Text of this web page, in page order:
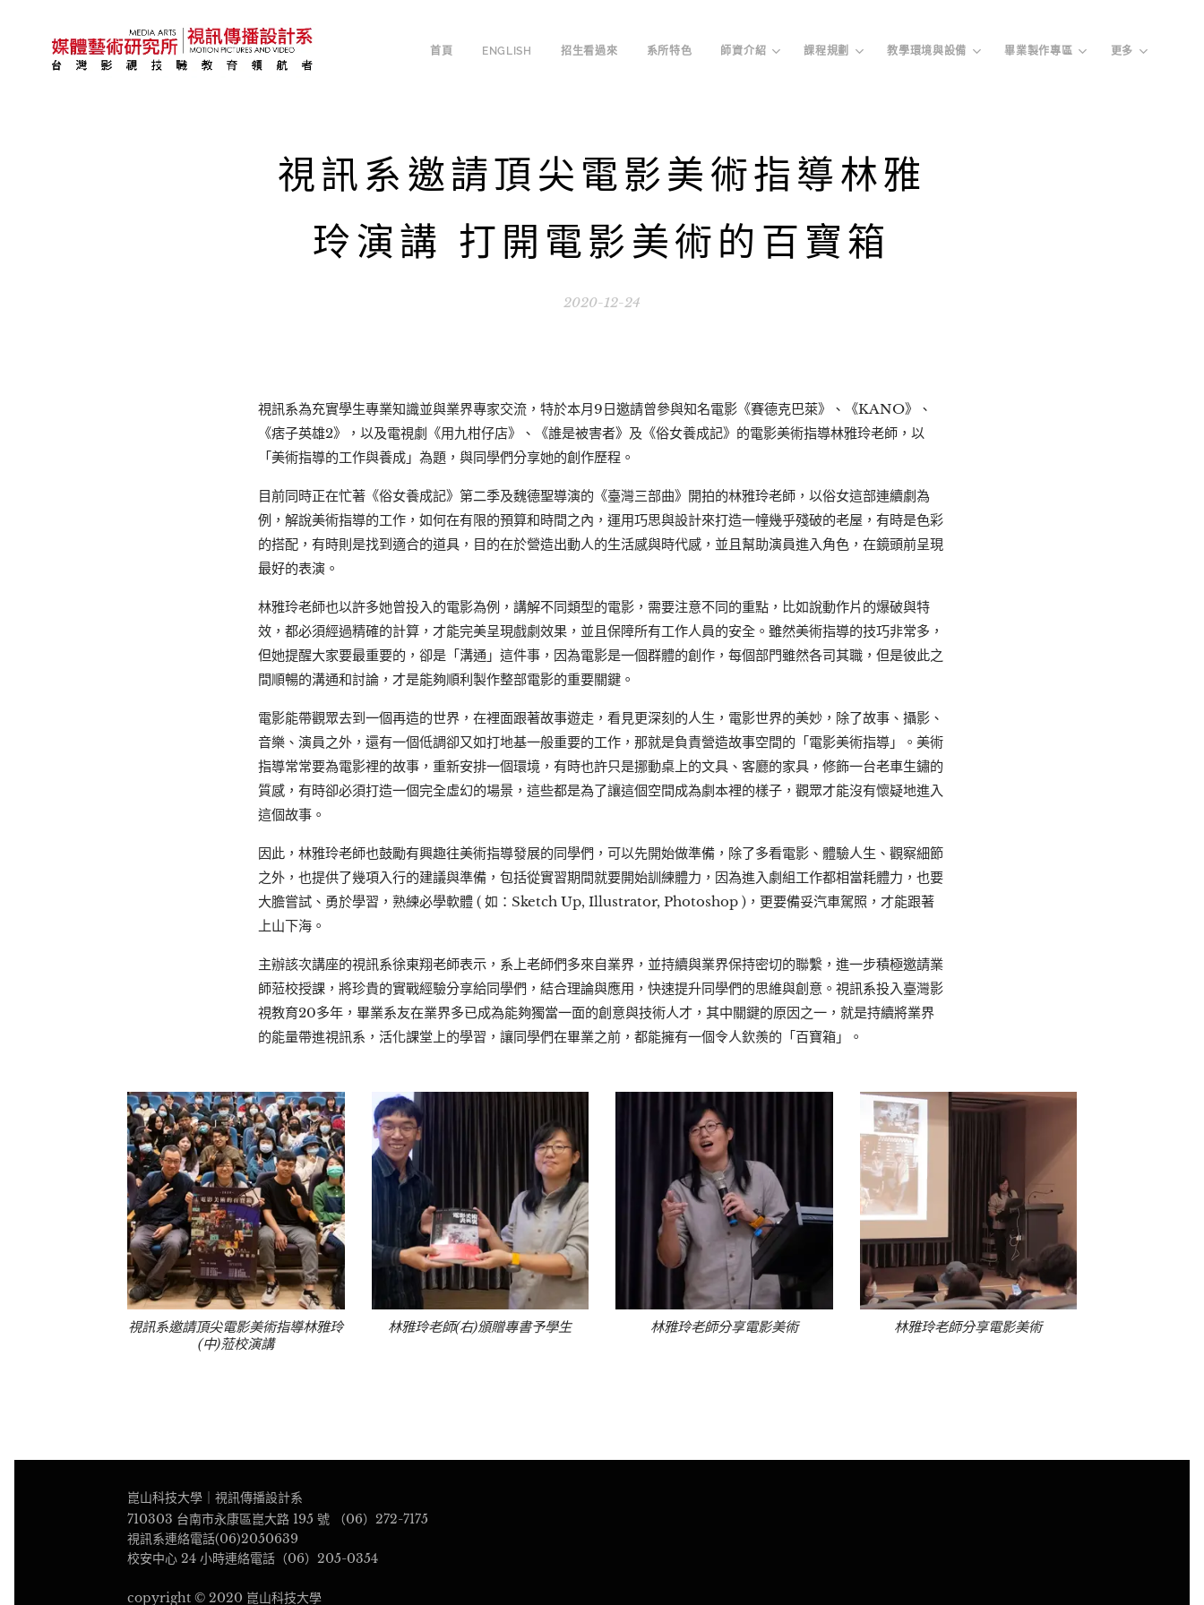
首頁 ENGLISH 招生看過來 系所特色 師資介紹 課程規劃 教學環境與設備 畢業製作專區 更多
視訊系邀請頂尖電影美術指導林雅
玲演講 打開電影美術的百寶箱
2020-12-24
視訊系為充實學生專業知識並與業界專家交流，特於本月9日邀請曾參與知名電影《賽德克巴萊》、《KANO》、
《痞子英雄2》，以及電視劇《用九柑仔店》、《誰是被害者》及《俗女養成記》的電影美術指導林雅玲老師，以
「美術指導的工作與養成」為題，與同學們分享她的創作歷程。
目前同時正在忙著《俗女養成記》第二季及魏德聖導演的《臺灣三部曲》開拍的林雅玲老師，以俗女這部連續劇為
例，解說美術指導的工作，如何在有限的預算和時間之內，運用巧思與設計來打造一幢幾乎殘破的老屋，有時是色彩
的搭配，有時則是找到適合的道具，目的在於營造出動人的生活感與時代感，並且幫助演員進入角色，在鏡頭前呈現
最好的表演。
林雅玲老師也以許多她曾投入的電影為例，講解不同類型的電影，需要注意不同的重點，比如說動作片的爆破與特
效，都必須經過精確的計算，才能完美呈現戲劇效果，並且保障所有工作人員的安全。雖然美術指導的技巧非常多，
但她提醒大家要最重要的，卻是「溝通」這件事，因為電影是一個群體的創作，每個部門雖然各司其職，但是彼此之
間順暢的溝通和討論，才是能夠順利製作整部電影的重要關鍵。
電影能帶觀眾去到一個再造的世界，在裡面跟著故事遊走，看見更深刻的人生，電影世界的美妙，除了故事、攝影、
音樂、演員之外，還有一個低調卻又如打地基一般重要的工作，那就是負責營造故事空間的「電影美術指導」。美術
指導常常要為電影裡的故事，重新安排一個環境，有時也許只是挪動桌上的文具、客廳的家具，修飾一台老車生鏽的
質感，有時卻必須打造一個完全虛幻的場景，這些都是為了讓這個空間成為劇本裡的樣子，觀眾才能沒有懷疑地進入
這個故事。
因此，林雅玲老師也鼓勵有興趣往美術指導發展的同學們，可以先開始做準備，除了多看電影、體驗人生、觀察細節
之外，也提供了幾項入行的建議與準備，包括從實習期間就要開始訓練體力，因為進入劇組工作都相當耗體力，也要
大膽嘗試、勇於學習，熟練必學軟體 ( 如：Sketch Up, Illustrator, Photoshop )，更要備妥汽車駕照，才能跟著
上山下海。
主辦該次講座的視訊系徐東翔老師表示，系上老師們多來自業界，並持續與業界保持密切的聯繫，進一步積極邀請業
師蒞校授課，將珍貴的實戰經驗分享給同學們，結合理論與應用，快速提升同學們的思維與創意。視訊系投入臺灣影
視教育20多年，畢業系友在業界多已成為能夠獨當一面的創意與技術人才，其中關鍵的原因之一，就是持續將業界
的能量帶進視訊系，活化課堂上的學習，讓同學們在畢業之前，都能擁有一個令人欽羨的「百寶箱」。
視訊系邀請頂尖電影美術指導林雅玲
(中)蒞校演講
林雅玲老師(右)頒贈專書予學生 林雅玲老師分享電影美術 林雅玲老師分享電影美術
崑山科技大學｜視訊傳播設計系
710303 台南市永康區崑大路 195 號 （06）272-7175
視訊系連絡電話(06)2050639
校安中心 24 小時連絡電話（06）205-0354
copyright © 2020 崑山科技大學